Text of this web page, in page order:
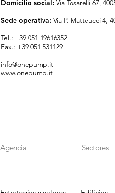
Domicilio social: Via Tosarelli 67,
Sede operativa: Via P. Matteucci 4,
Tel.: +39 051 19616352
Fax.: +39 051 531129
info@onepump.it
www.onepump.it
Agencia Sectores